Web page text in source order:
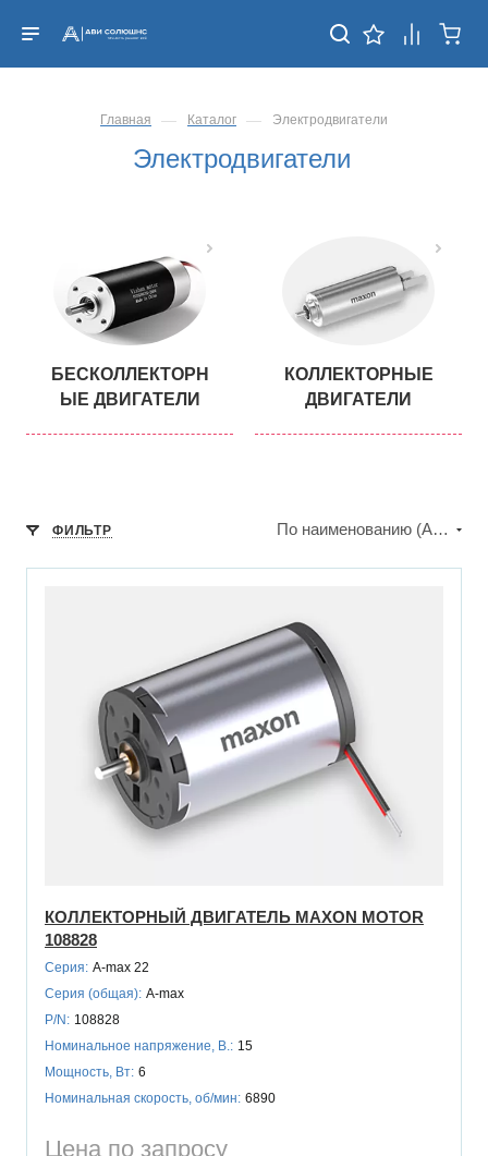
Главная — Каталог — Электродвигатели
Электродвигатели
БЕСКОЛЛЕКТОРН
ЫЕ ДВИГАТЕЛИ
КОЛЛЕКТОРНЫЕ
ДВИГАТЕЛИ
ФИЛЬТР По наименованию (А-Я)
КОЛЛЕКТОРНЫЙ ДВИГАТЕЛЬ MAXON MOTOR
108828
Серия: A-max 22
Серия (общая): A-max
P/N: 108828
Номинальное напряжение, В.: 15
Мощность, Вт: 6
Номинальная скорость, об/мин: 6890
Цена по запросу